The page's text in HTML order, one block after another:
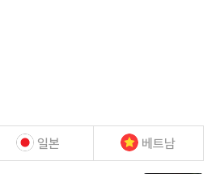
일본 베트남